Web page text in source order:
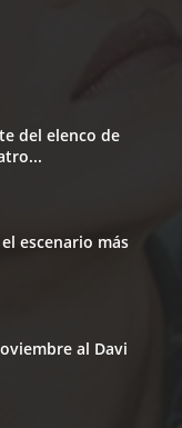
del elenco de
escenario más
al Davi